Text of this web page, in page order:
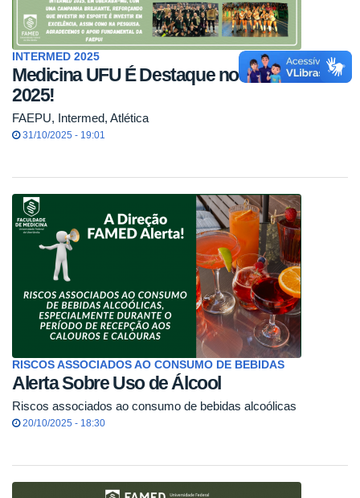
INTERMED 2025
Medicina UFU É Destaque no Intermed
2025!
FAEPU, Intermed, Atlética
31/10/2025 - 19:01
RISCOS ASSOCIADOS AO CONSUMO DE BEBIDAS
Alerta Sobre Uso de Álcool
Riscos associados ao consumo de bebidas alcoólicas
20/10/2025 - 18:30